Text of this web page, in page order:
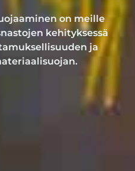
on meille
kehityksessä
ja